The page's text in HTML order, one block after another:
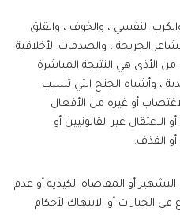
النفسي ، والخوف ، والقلق
الجريحة ، والصدمات الأخلاقية
من الأذى هي النتيجة المباشرة
، وأشباه الجنح التي تسبب
أو غيره من الأفعال
الاعتقال غير القانونيين أو
أو القذف.
أو المقاضاة الكيدية أو عدم
الجنازات أو الانتهاك لأحكام